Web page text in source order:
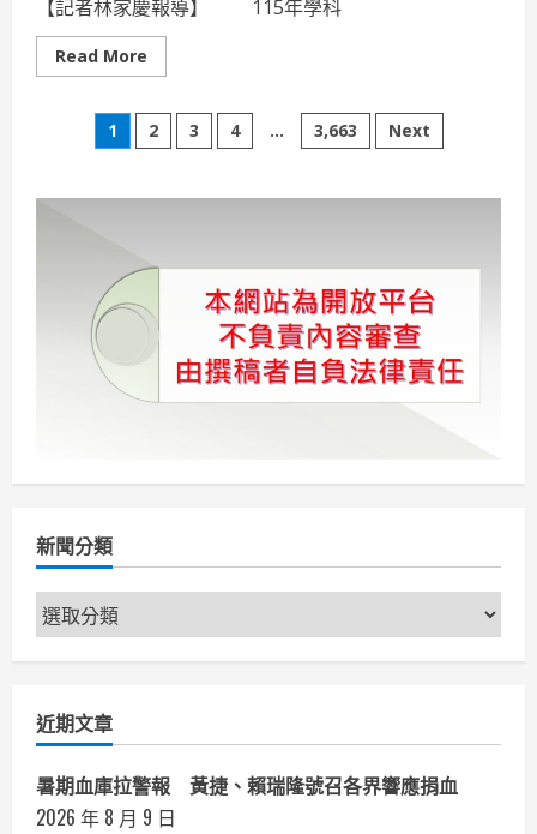
【記者林家慶報導】 115年學科
Read More
more
縣
府
首
東
試
機
桌
布
生
應
利!
文
章
頁
1 2 3 4 ... 3,663 Next
新聞分類
新
聞
近期文章
暑期血庫拉警報 黃捷、賴瑞隆號召各界響應捐血
2026 年 8 月 9 日